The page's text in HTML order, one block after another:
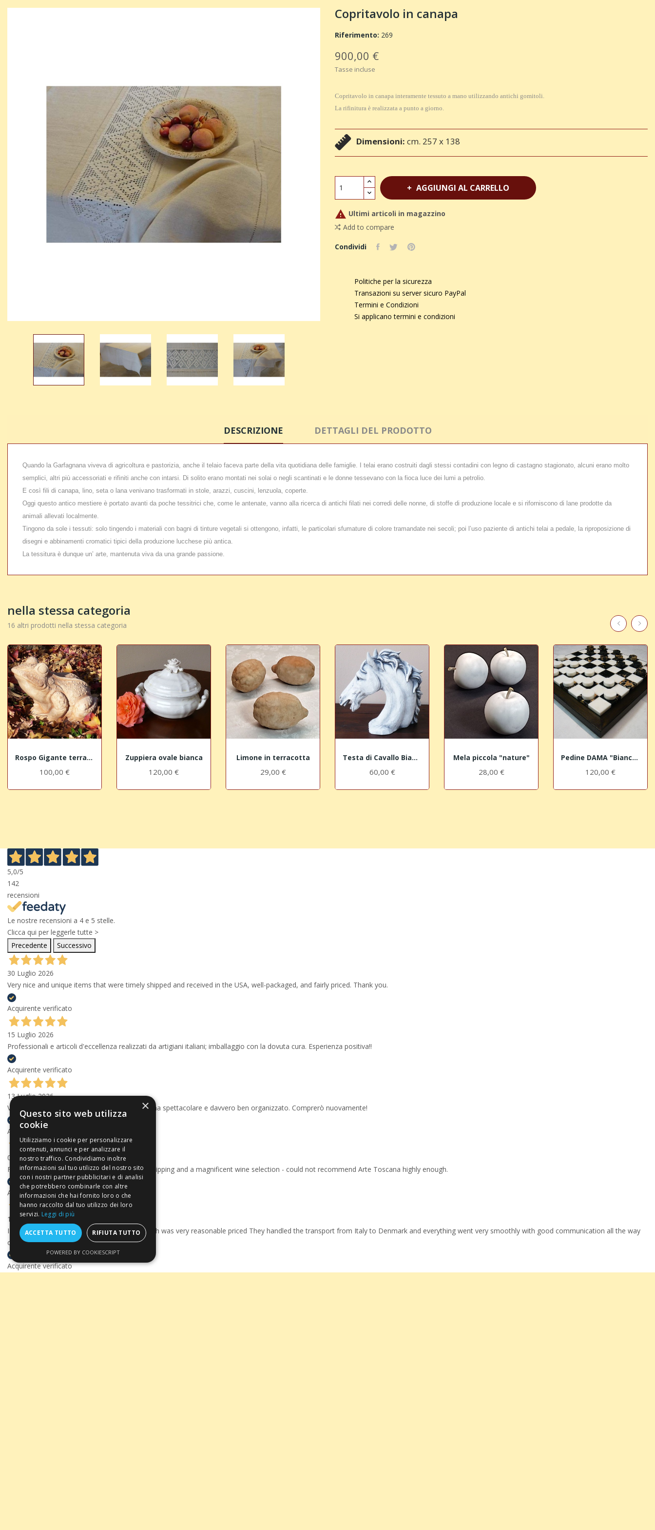
Copritavolo in canapa
Riferimento: 269
900,00 €
Tasse incluse
Copritavolo in canapa interamente tessuto a mano utilizzando antichi gomitoli.
La rifinitura è realizzata a punto a giorno.
Dimensioni: cm. 257 x 138
AGGIUNGI AL CARRELLO
 Ultimi articoli in magazzino
Add to compare
Condividi
Politiche per la sicurezza
Transazioni su server sicuro PayPal
Termini e Condizioni
Si applicano termini e condizioni
DESCRIZIONE DETTAGLI DEL PRODOTTO
Quando la Garfagnana viveva di agricoltura e pastorizia, anche il telaio faceva parte della vita quotidiana delle famiglie. I telai erano costruiti dagli stessi contadini con legno di castagno stagionato, alcuni erano molto
semplici, altri più accessoriati e rifiniti anche con intarsi. Di solito erano montati nei solai o negli scantinati e le donne tessevano con la fioca luce dei lumi a petrolio.
E così fili di canapa, lino, seta o lana venivano trasformati in stole, arazzi, cuscini, lenzuola, coperte.
Oggi questo antico mestiere è portato avanti da poche tessitrici che, come le antenate, vanno alla ricerca di antichi filati nei corredi delle nonne, di stoffe di produzione locale e si riforniscono di lane prodotte da
animali allevati localmente.
Tingono da sole i tessuti: solo tingendo i materiali con bagni di tinture vegetali si ottengono, infatti, le particolari sfumature di colore tramandate nei secoli; poi l’uso paziente di antichi telai a pedale, la riproposizione di
disegni e abbinamenti cromatici tipici della produzione lucchese più antica.
La tessitura è dunque un’ arte, mantenuta viva da una grande passione.
nella stessa categoria
16 altri prodotti nella stessa categoria
Rospo Gigante terracotta
100,00 €
Zuppiera ovale bianca
120,00 €
Limone in terracotta
29,00 €
Testa di Cavallo Bianco "girata"
60,00 €
Mela piccola "nature"
28,00 €
Pedine DAMA "Bianco-Gold"
120,00 €
5,0/5
142
recensioni
Le nostre recensioni a 4 e 5 stelle.
Clicca qui per leggerle tutte >
Precedente
Successivo
30 Luglio 2026
Very nice and unique items that were timely shipped and received in the USA, well-packaged, and fairly priced. Thank you.
Acquirente verificato
15 Luglio 2026
Professionali e articoli d'eccellenza realizzati da artigiani italiani; imballaggio con la dovuta cura. Esperienza positiva!!
Acquirente verificato
13 Luglio 2026
Velocissimi, precisissimi, con un pacco consegna spettacolare e davvero ben organizzato. Comprerò nuovamente!
Acquirente verificato
06 Luglio 2026
Fantastic customer service, superbly speedy shipping and a magnificent wine selection - could not recommend Arte Toscana highly enough.
Acquirente verificato
17 Giugno 2026
I bought some very nice wine on their site which was very reasonable priced They handled the transport from Italy to Denmark and everything went very smoothly with good communication all the way
on mail
Acquirente verificato
×
Questo sito web utilizza
cookie
Utilizziamo i cookie per personalizzare
contenuti, annunci e per analizzare il
nostro traffico. Condividiamo inoltre
informazioni sul tuo utilizzo del nostro sito
con i nostri partner pubblicitari e di analisi
che potrebbero combinarle con altre
informazioni che hai fornito loro o che
hanno raccolto dal tuo utilizzo dei loro
servizi. Leggi di più
ACCETTA TUTTO RIFIUTA TUTTO
POWERED BY COOKIESCRIPT